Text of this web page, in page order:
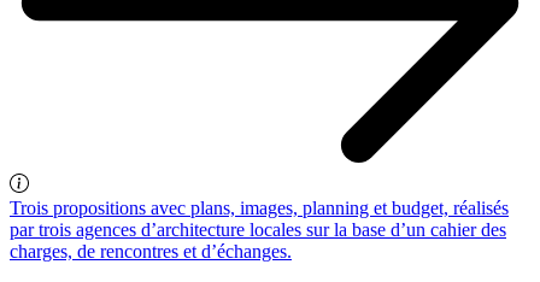
Trois propositions avec plans, images, planning et budget, réalisés
par trois agences d’architecture locales sur la base d’un cahier des
charges, de rencontres et d’échanges.